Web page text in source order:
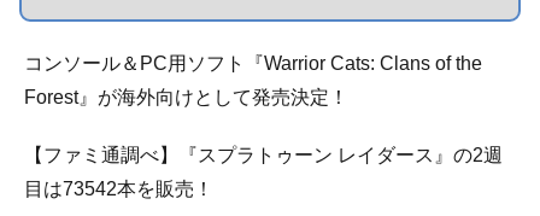
コンソール＆PC用ソフト『Warrior Cats: Clans of the
Forest』が海外向けとして発売決定！
【ファミ通調べ】『スプラトゥーン レイダース』の2週
目は73542本を販売！